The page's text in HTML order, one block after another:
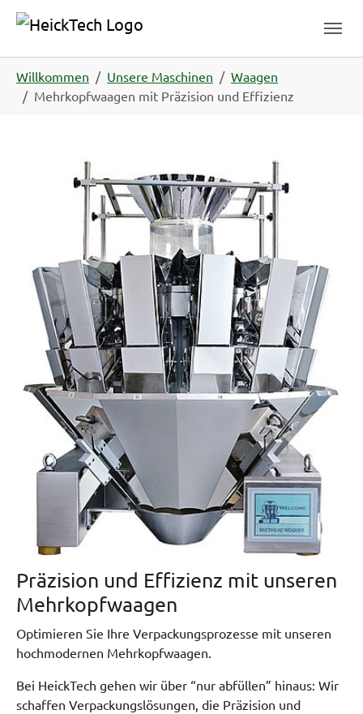
Skip to main navigation
Skip to main content
Skip to page footer
Willkommen Unsere Maschinen
Waagen
Mehrkopfwaagen mit Präzision und Effizienz
Präzision und Effizienz mit unseren
Mehrkopfwaagen
Optimieren Sie Ihre Verpackungsprozesse mit unseren
hochmodernen Mehrkopfwaagen.
Bei HeickTech gehen wir über “nur abfüllen” hinaus: Wir
schaffen Verpackungslösungen, die Präzision und